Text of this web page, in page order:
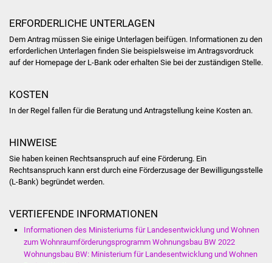
Gesundheit und Notfall
Ärzte und Apotheken
ÖPNV
Abfall und Entsorgung
Kultur & Freizeit
ERFORDERLICHE UNTERLAGEN
Dem Antrag müssen Sie einige Unterlagen beifügen. Informationen zu den
erforderlichen Unterlagen finden Sie beispielsweise im Antragsvordruck
auf der Homepage der L-Bank odererhalten Sie bei der zuständigen Stelle.
KOSTEN
In der Regel fallen für die Beratung und Antragstellung keine Kosten an.
HINWEISE
Sie haben keinen Rechtsanspruch auf eine Förderung. Ein
Rechtsanspruch kann erst durch eine Förderzusage der Bewilligungsstelle
(L-Bank) begründet werden.
VERTIEFENDE INFORMATIONEN
Informationen des Ministeriums für Landesentwicklung und Wohnen
zum Wohnraumförderungsprogramm Wohnungsbau BW 2022
Wohnungsbau BW: Ministerium für Landesentwicklung und Wohnen